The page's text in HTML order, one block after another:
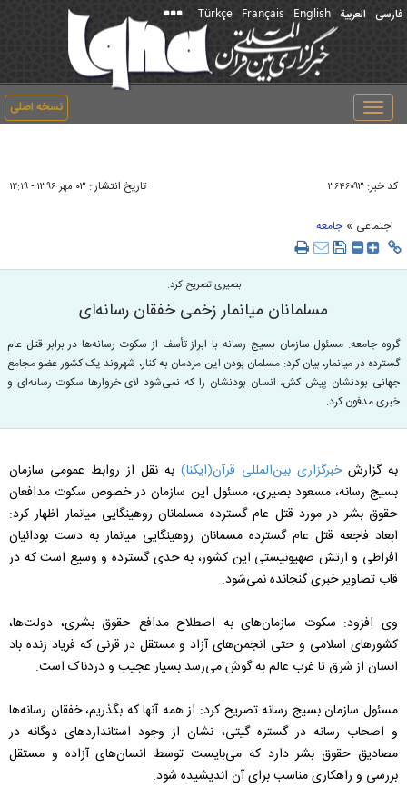
فارسی العربیة English
Français
Türkçe
نسخه اصلی
Toggle
navigation
کد خبر: ۳۶۴۶۰۹۳ تاریخ انتشار : ۰۳ مهر ۱۳۹۶ - ۱۲:۱۹
اجتماعی » جامعه
بصیری تصریح کرد:
مسلمانان میانمار زخمی خفقان رسانه‌ای
گروه جامعه: مسئول سازمان بسیج رسانه با ابراز تأسف از سکوت رسانه‌ها در برابر قتل عام
گسترده در میانمار، بیان کرد: مسلمان بودن این مردمان به کنار، شهروند یک کشور عضو مجامع
جهانی بودنشان پیش کش، انسان بودنشان را که نمی‌شود لای خروارها سکوت رسانه‌ای و
خبری مدفون کرد.
به گزارشخبرگزاری بین‌المللی قرآن(ایکنا) به نقل از روابط عمومی سازمان
بسیج رسانه، مسعود بصیری، مسئول این سازمان در خصوص سکوت مدافعان
حقوق بشر در مورد قتل عام گسترده مسلمانان روهینگایی میانمار اظهار کرد:
ابعاد فاجعه قتل عام گسترده مسمانان روهینگایی میانمار به دست بودائیان
افراطی و ارتش صهیونیستی این کشور، به حدی گسترده و وسیع است که در
قاب تصاویر خبری گنجانده نمی‌شود.
وی افزود: سکوت سازمان‌های به اصطلاح مدافع حقوق بشری، دولت‌ها،
کشورهای اسلامی و حتی انجمن‌های آزاد و مستقل در قرنی که فریاد زنده باد
انسان از شرق تا غرب عالم به گوش می‌رسد بسیار عجیب و دردناک است.
مسئول سازمان بسیج رسانه تصریح کرد: از همه آنها که بگذریم، خفقان رسانه‌ها
و اصحاب رسانه در گستره گیتی، نشان از وجود استانداردهای دوگانه در
مصادیق حقوق بشر دارد که می‌بایست توسط انسان‌های آزاده و مستقل
بررسی و راهکاری مناسب برای آن اندیشیده شود.